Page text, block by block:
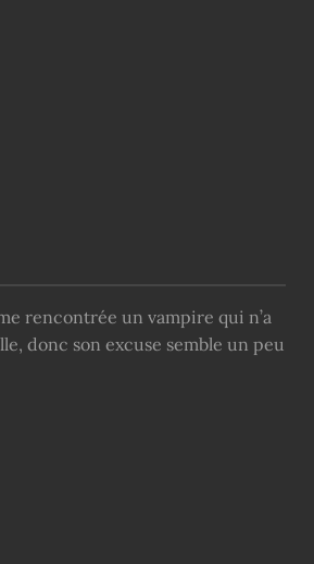
rencontrée un vampire qui n’a
donc son excuse semble un peu